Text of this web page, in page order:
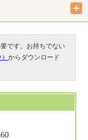
です。お持ちでない
）からダウンロード